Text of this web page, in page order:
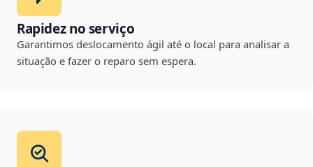
Rapidez no serviço
Garantimos deslocamento ágil até o local para analisar a
situação e fazer o reparo sem espera.